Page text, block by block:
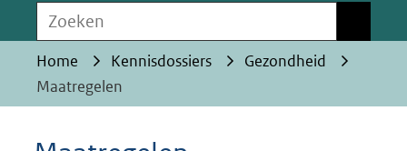
geweigerd.
Zoeken
Home Kennisdossiers
Gezondheid
Maatregelen